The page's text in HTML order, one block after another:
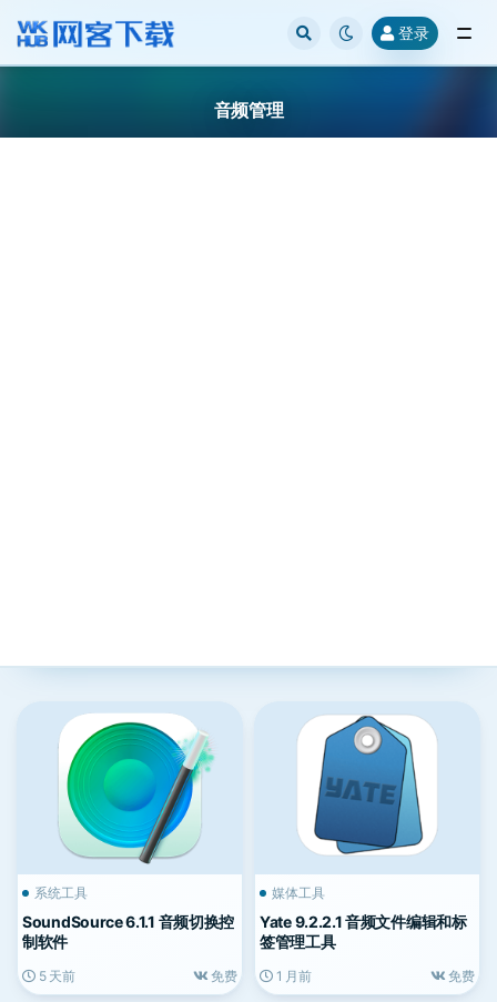
登录
音频管理
系统工具
SoundSource 6.1.1 音频切换控
制软件
5 天前 免费
媒体工具
Yate 9.2.2.1 音频文件编辑和标
签管理工具
1 月前 免费
全部